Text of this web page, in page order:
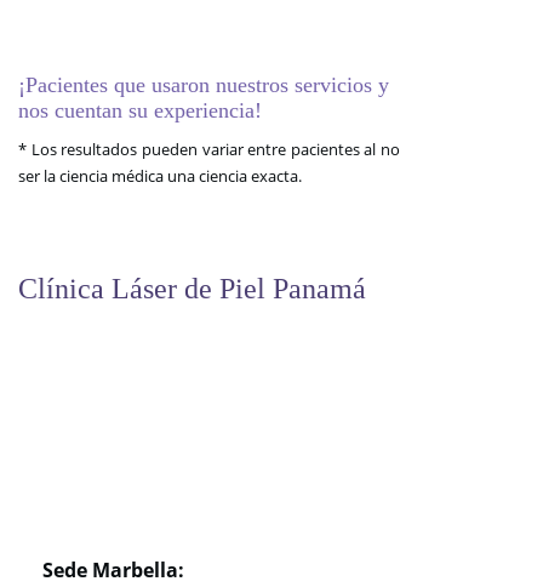
¡Pacientes que usaron nuestros servicios y
nos cuentan su experiencia!
* Los resultados pueden variar entre pacientes al no
ser la ciencia médica una ciencia exacta.
Clínica Láser de Piel Panamá
Sede Marbella: